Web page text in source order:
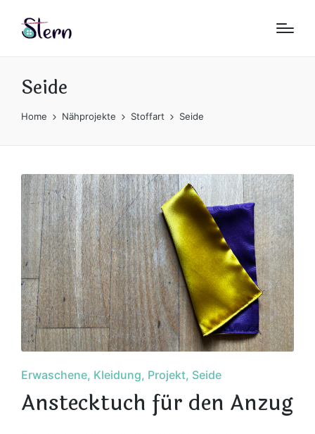
Seide
Home Nähprojekte Stoffart Seide
Posted
in
Erwaschene Kleidung Projekt Seide
Anstecktuch für den Anzug